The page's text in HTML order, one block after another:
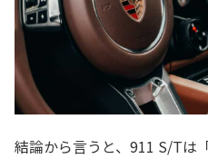
結論から言うと、911 S/Tは